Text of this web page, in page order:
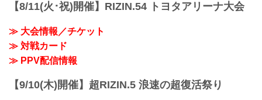
【8/11(火･祝)開催】RIZIN.54 トヨタアリーナ大会
≫ 大会情報／チケット
≫ 対戦カード
≫ PPV配信情報
【9/10(木)開催】超RIZIN.5 浪速の超復活祭り